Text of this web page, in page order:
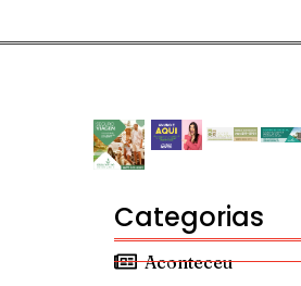
Categorias
Aconteceu